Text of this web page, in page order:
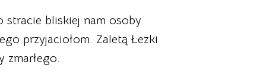
bliskiej nam osoby.
przyjaciołom. Zaletą Łezki